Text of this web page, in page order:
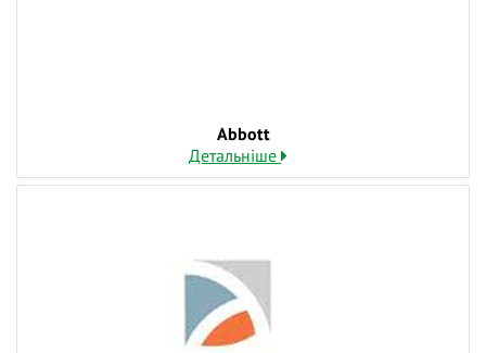
Abbott
Детальніше